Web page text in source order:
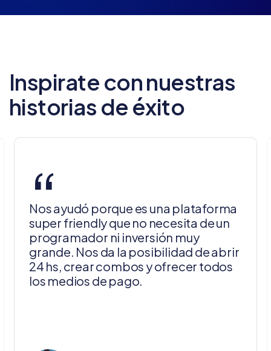
Inspirate con nuestras
historias de éxito
“
Nos ayudó porque es una plataforma
super friendly que no necesita de un
programador ni inversión muy
grande. Nos da la posibilidad de abrir
24 hs, crear combos y ofrecer todos
los medios de pago.